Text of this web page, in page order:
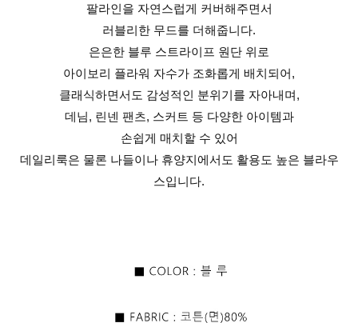
팔라인을 자연스럽게 커버해주면서
러블리한 무드를 더해줍니다.
은은한 블루 스트라이프 원단 위로
아이보리 플라워 자수가 조화롭게 배치되어,
클래식하면서도 감성적인 분위기를 자아내며,
데님, 린넨 팬츠, 스커트 등 다양한 아이템과
손쉽게 매치할 수 있어
데일리룩은 물론 나들이나 휴양지에서도 활용도 높은 블라우
스입니다.